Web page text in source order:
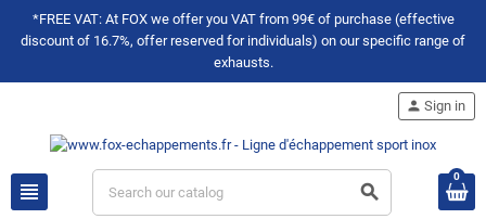
*FREE VAT: At FOX we offer you VAT from 99€ of purchase (effective
discount of 16.7%, offer reserved for individuals) on our specific range of
exhausts.
view_headline search
person Sign in
0